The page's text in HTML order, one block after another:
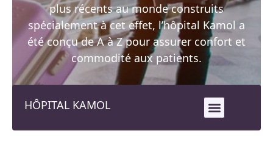
plus récents au monde construits
spécialement à cet effet, l’hôpital Kamol a
été conçu de A à Z pour assurer confort et
commodité aux patients.
HÔPITAL KAMOL